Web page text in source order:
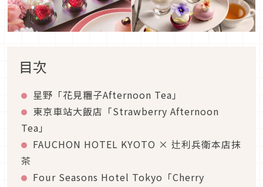
目次
星野「花見糰子Afternoon Tea」
東京車站大飯店「Strawberry Afternoon
Tea」
FAUCHON HOTEL KYOTO × 辻利兵衛本店抹
茶
Four Seasons Hotel Tokyo「Cherry